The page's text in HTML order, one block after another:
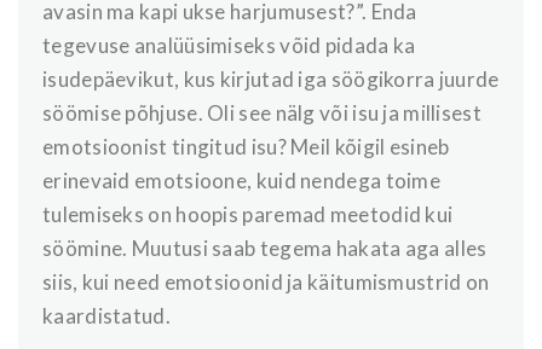
avasin ma kapi ukse harjumusest?”. Enda
tegevuse analüüsimiseks võid pidada ka
isudepäevikut, kus kirjutad iga söögikorra juurde
söömise põhjuse. Oli see nälg või isu ja millisest
emotsioonist tingitud isu? Meil kõigil esineb
erinevaid emotsioone, kuid nendega toime
tulemiseks on hoopis paremad meetodid kui
söömine. Muutusi saab tegema hakata aga alles
siis, kui need emotsioonid ja käitumismustrid on
kaardistatud.